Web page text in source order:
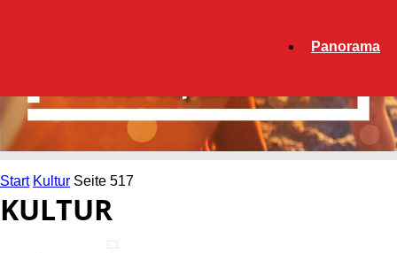
Panorama
Start Kultur Seite 517
KULTUR